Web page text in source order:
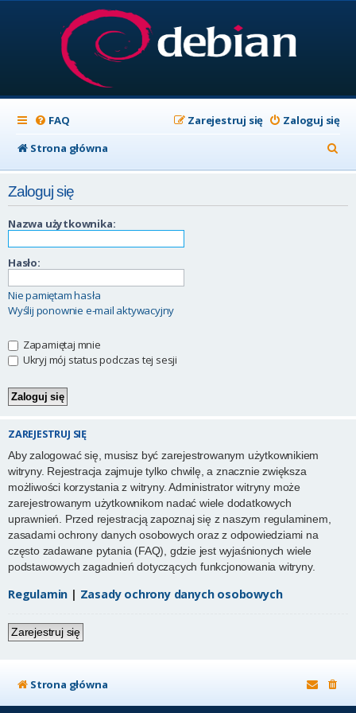
FAQ Zaloguj się
Zarejestruj się
Strona główna
z
Zaloguj się
Nazwa użytkownika:
Hasło:
Nie pamiętam hasła
Wyślij ponownie e-mail aktywacyjny
Zapamiętaj mnie
Ukryj mój status podczas tej sesji
ZAREJESTRUJ SIĘ
Aby zalogować się, musisz być zarejestrowanym użytkownikiem
witryny. Rejestracja zajmuje tylko chwilę, a znacznie zwiększa
możliwości korzystania z witryny. Administrator witryny może
zarejestrowanym użytkownikom nadać wiele dodatkowych
uprawnień. Przed rejestracją zapoznaj się z naszym regulaminem,
zasadami ochrony danych osobowych oraz z odpowiedziami na
często zadawane pytania (FAQ), gdzie jest wyjaśnionych wiele
podstawowych zagadnień dotyczących funkcjonowania witryny.
Regulamin | Zasady ochrony danych osobowych
Zarejestruj się
Strona główna